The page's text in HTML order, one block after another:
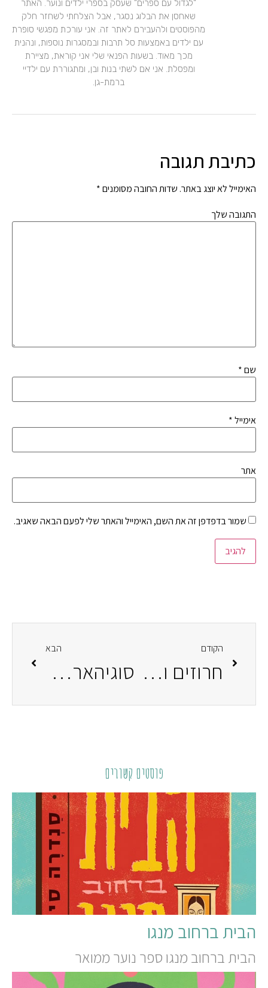
"לגדול עם ספרים" שעסק בספרי ילדים ונוער. האתר
שאחסן את הבלוג נסגר, אבל הצלחתי לשחזר חלק
מהפוסטים ולהעבירם לאתר זה. אני עורכת מפגשי סופרת
עם ילדים באמצעות סל תרבות ובמסגרות נוספות, ונהנית
מכך מאוד. בשעות הפנאי שלי אני קוראת, מציירת
ומפסלת. אני אם לשתי בנות ובן, ומתגוררת עם ילדיי
ברמת-גן.
כתיבת תגובה
האימייל לא יוצג באתר.שדות החובה מסומנים*
התגובה שלך
שם*
אימייל*
אתר
שמור בדפדפן זה את השם, האימייל והאתר שלי לפעם הבאה שאגיב.
הקודם
חרוזים וקצב
הבא
סוגיהארה הסמוראי שסירב לציית
פוסטים קשורים
הבית ברחוב מנגו
הבית ברחוב מנגו ספר נוער ממואר